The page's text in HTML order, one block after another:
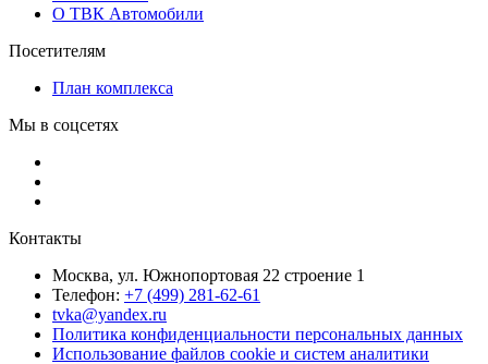
О ТВК Автомобили
Посетителям
План комплекса
Мы в соцсетях
Контакты
Москва, ул. Южнопортовая 22 строение 1
Телефон: +7 (499) 281-62-61
tvka@yandex.ru
Политика конфиденциальности персональных данных
Использование файлов cookie и систем аналитики